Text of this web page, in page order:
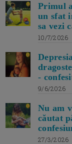
Primul
un sfat
sa vezi
10/7/2026
-
9/6/2026
Nu am
căutat
27/3/2026